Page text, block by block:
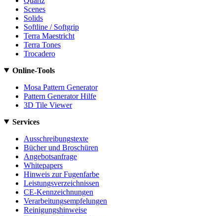
Scenes
Solids
Softline / Softgrip
Terra Maestricht
Terra Tones
Trocadero
Online-Tools
Mosa Pattern Generator
Pattern Generator Hilfe
3D Tile Viewer
Services
Ausschreibungstexte
Bücher und Broschüren
Angebotsanfrage
Whitepapers
Hinweis zur Fugenfarbe
Leistungsverzeichnissen
CE-Kennzeichnungen
Verarbeitungsempfelungen
Reinigungshinweise